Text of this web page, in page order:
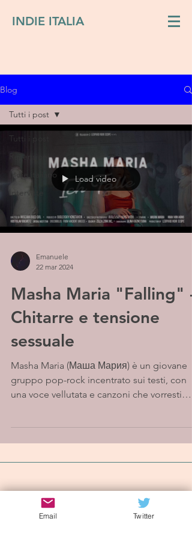
INDIE ITALIA
Blog
Tutti i post
Recensioni
Indie italiano
Interviste
Tutti i post
Load video
Emanuele
22 mar 2024
Masha Maria "Falling" -
Chitarre e tensione
sessuale
Masha Maria (Маша Мария) è un giovane
gruppo pop-rock incentrato sui testi, con
una voce vellutata e canzoni che vorresti
Iscriviti alla mailing list
Email Twitter